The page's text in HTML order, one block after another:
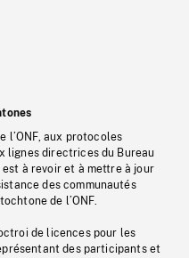
l’ONF, aux protocoles
lignes directrices du Bureau
est à revoir et à mettre à jour
des communautés
de l’ONF.
de licences pour les
des participants et